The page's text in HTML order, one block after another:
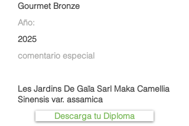
Gourmet Bronze
Año:
2025
comentario especial
Les Jardins De Gaïa Sarl Maka Camellia
Sinensis var. assamica
Descarga tu Diploma